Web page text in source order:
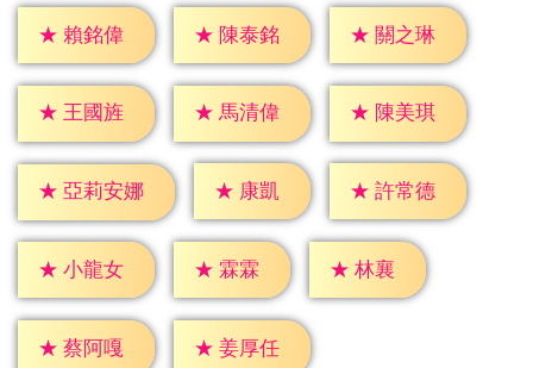
★ 賴銘偉 ★ 陳泰銘 ★ 關之琳
★ 王國旌 ★ 馬清偉 ★ 陳美琪
★ 亞莉安娜 ★ 康凱 ★ 許常德
★ 小龍女 ★ 霖霖 ★ 林襄
★ 蔡阿嘎 ★ 姜厚任